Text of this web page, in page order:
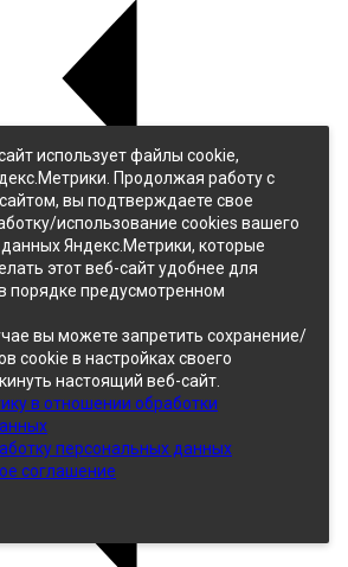
использует файлы cookie,
Продолжая работу с
вы подтверждаете свое
использование cookies вашего
Яндекс.Метрики, которые
этот веб-сайт удобнее для
порядке предусмотренном
вы можете запретить сохранение/
cookie в настройках своего
настоящий веб-сайт.
в отношении обработки
персональных данных
соглашение